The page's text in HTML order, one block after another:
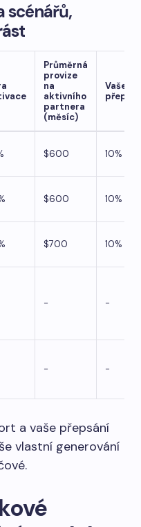
scénářů,
Průměrná
provize
na
aktivního
partnera
(měsíc)
Vaše %
$600 10%
$600 10%
$700 10%
- -
- -
a vaše přepsání
vlastní generování